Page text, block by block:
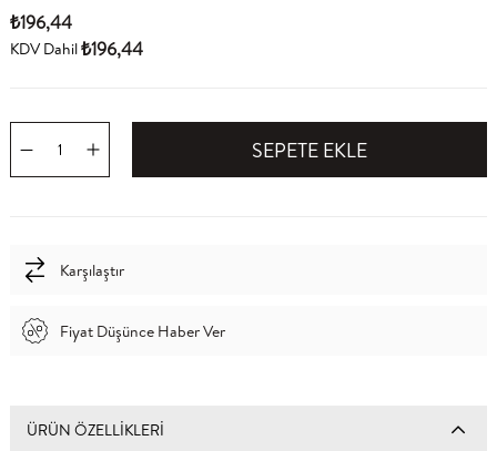
₺196,44
KDV Dahil₺196,44
Karşılaştır
Fiyat Düşünce Haber Ver
ÜRÜN ÖZELLIKLERI